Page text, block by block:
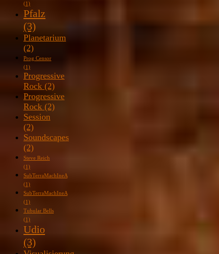
(1)
Pfalz
(3)
Planetarium
(2)
Prog Censor
(1)
Progressive
Rock (2)
Progressive
Rock (2)
Session
(2)
Soundscapes
(2)
Steve Reich
(1)
SubTerraMachIneA
(1)
SubTerraMachIneA
(1)
Tubular Bells
(1)
Udio
(3)